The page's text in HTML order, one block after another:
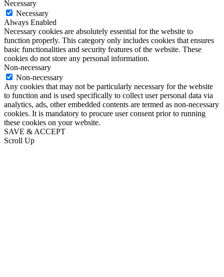
Necessary
Necessary
Always Enabled
Necessary cookies are absolutely essential for the website to
function properly. This category only includes cookies that ensures
basic functionalities and security features of the website. These
cookies do not store any personal information.
Non-necessary
Non-necessary
Any cookies that may not be particularly necessary for the website
to function and is used specifically to collect user personal data via
analytics, ads, other embedded contents are termed as non-necessary
cookies. It is mandatory to procure user consent prior to running
these cookies on your website.
SAVE & ACCEPT
Scroll Up